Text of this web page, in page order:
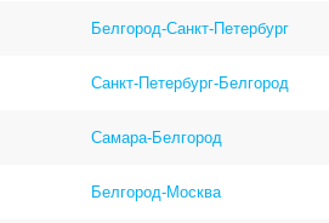
Белгород-Санкт-Петербург
Санкт-Петербург-Белгород
Самара-Белгород
Белгород-Москва